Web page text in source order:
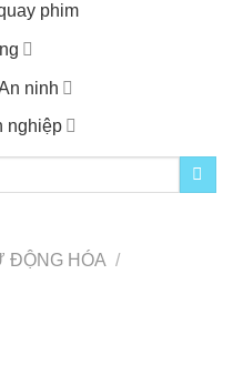
phim
ninh
nghiệp
ĐỘNG HÓA /